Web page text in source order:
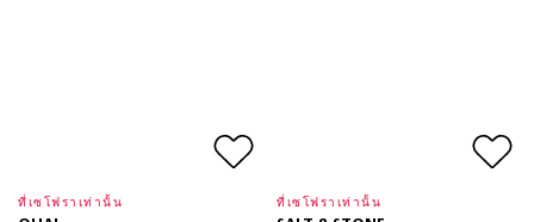
ที่เซโฟราเท่านั้น ที่เซโฟราเท่านั้น